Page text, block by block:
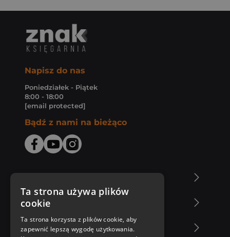
Napisz do nas
Poniedziałek - Piątek
8:00 - 18:00
[email protected]
Bądź z nami na bieżąco
Zakupy u nas
Nasza oferta
Ta strona używa plików
cookie
Ta strona korzysta z plików cookie, aby
zapewnić lepszą wygodę użytkowania.